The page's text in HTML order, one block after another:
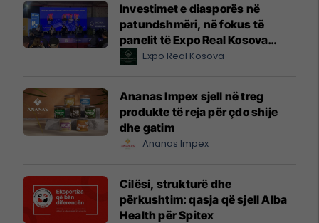
Investimet e diasporës në
patundshmëri, në fokus të
panelit të Expo Real Kosova
2026Expo Real Kosova
Ananas Impex sjell në treg
produkte të reja për çdo shije
dhe gatim
Ananas Impex
Cilësi, strukturë dhe
përkushtim: qasja që sjell Alba
Health për Spitex